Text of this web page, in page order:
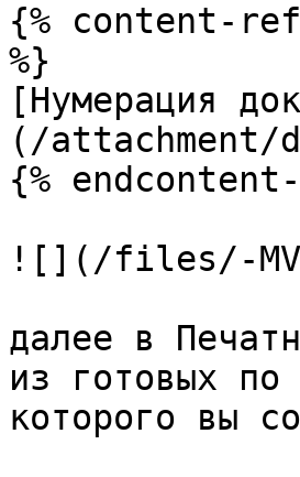
{% content-ref
%}
[Нумерация
(/attachment/
{%
![](/files/-
далее в
из готовых по
которого вы